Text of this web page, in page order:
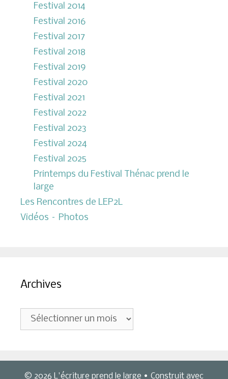
Festival 2014
Festival 2016
Festival 2017
Festival 2018
Festival 2019
Festival 2020
Festival 2021
Festival 2022
Festival 2023
Festival 2024
Festival 2025
Printemps du Festival Thénac prend le
large
Les Rencontres de LEP2L
Vidéos – Photos
Archives
Archives
© 2026 L'écriture prend le large • Construit avec